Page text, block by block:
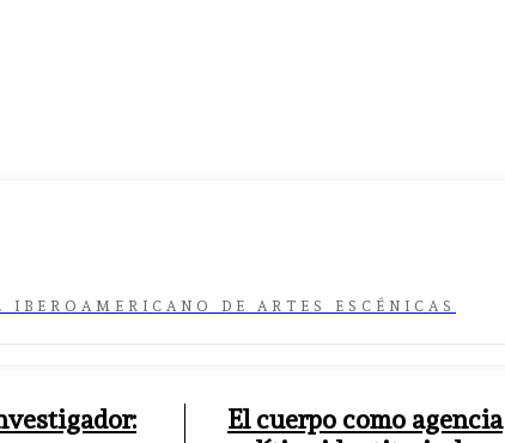
IBEROAMERICANO DE ARTES ESCÉNICAS
El cuerpo como agencia